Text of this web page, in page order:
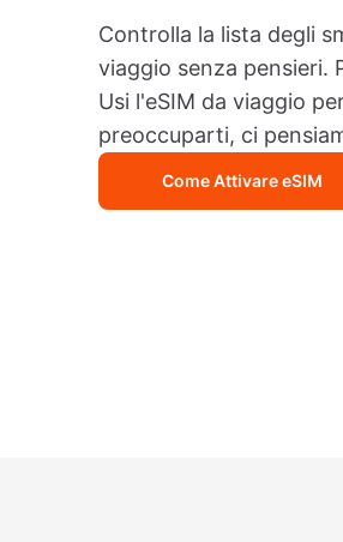
Controlla la lista degli
viaggio senza pensieri.
Usi l'eSIM da viaggio
preoccuparti, ci
Come Attivare eSIM